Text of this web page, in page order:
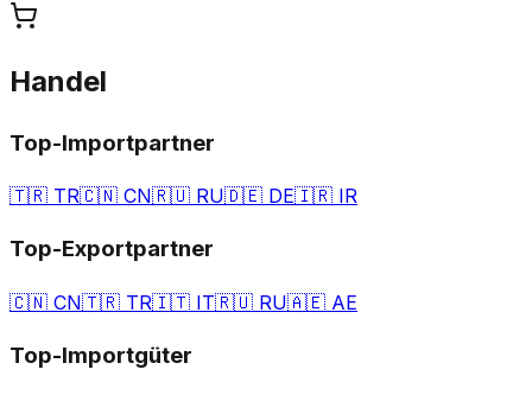
Handel
Top-Importpartner
🇹🇷 TR🇨🇳 CN🇷🇺 RU🇩🇪 DE🇮🇷 IR
Top-Exportpartner
🇨🇳 CN🇹🇷 TR🇮🇹 IT🇷🇺 RU🇦🇪 AE
Top-Importgüter